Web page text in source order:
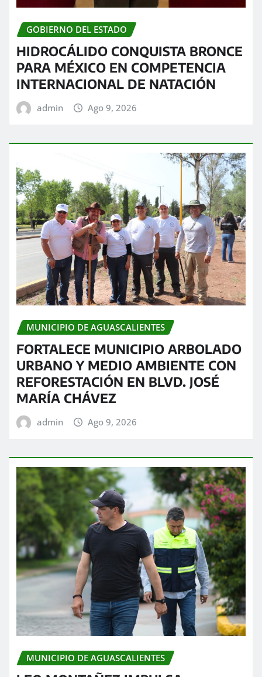
GOBIERNO DEL ESTADO
HIDROCÁLIDO CONQUISTA BRONCE
PARA MÉXICO EN COMPETENCIA
INTERNACIONAL DE NATACIÓN
admin Ago 9, 2026
MUNICIPIO DE AGUASCALIENTES
FORTALECE MUNICIPIO ARBOLADO
URBANO Y MEDIO AMBIENTE CON
REFORESTACIÓN EN BLVD. JOSÉ
MARÍA CHÁVEZ
admin Ago 9, 2026
MUNICIPIO DE AGUASCALIENTES